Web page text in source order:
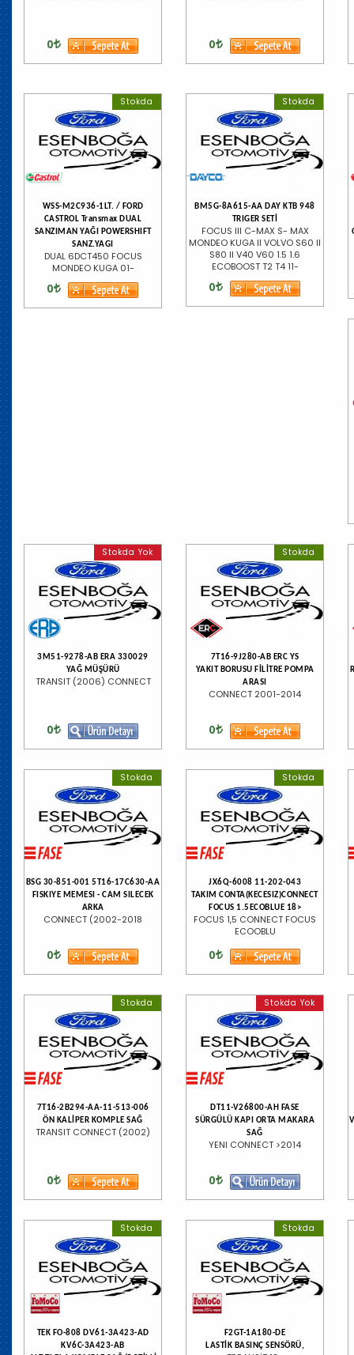
0 0
Stokda
WSS-M2C936-1LT. / FORD
CASTROL Transmax DUAL
SANZIMAN YAĞI POWERSHIFT
SANZ.YAGI
DUAL 6DCT450 FOCUS
MONDEO KUGA 01-
0
Stokda
BM5G-8A615-AA DAY KTB 948
TRIGER SETİ
FOCUS III C-MAX S- MAX
MONDEO KUGA II VOLVO S60 II
S80 II V40 V60 1.5 1.6
ECOBOOST T2 T4 11-
0
Stokda Yok
3M51-9278-AB ERA 330029
YAĞ MÜŞÜRÜ
TRANSIT (2006) CONNECT
0
Stokda
7T16-9J280-AB ERC YS
YAKIT BORUSU FİLİTRE POMPA
ARASI
CONNECT 2001-2014
0
Stokda
BSG 30-851-001 5T16-17C630-AA
FISKIYE MEMESI - CAM SILECEK
ARKA
CONNECT (2002-2018
0
Stokda
JX6Q-6008 11-202-043
TAKIM CONTA(KECESIZ)CONNECT
FOCUS 1.5ECOBLUE 18>
FOCUS 1,5 CONNECT FOCUS
ECOOBLU
0
Stokda
7T16-2B294-AA-11-513-006
ÖN KALİPER KOMPLE SAĞ
TRANSIT CONNECT (2002)
0
Stokda Yok
DT11-V26800-AH FASE
SÜRGÜLÜ KAPI ORTA MAKARA
SAĞ
YENI CONNECT >2014
0
Stokda
TEK FO-808 DV61-3A423-AD
KV6C-3A423-AB
Stokda
F2GT-1A180-DE
LASTİK BASINÇ SENSÖRÜ,